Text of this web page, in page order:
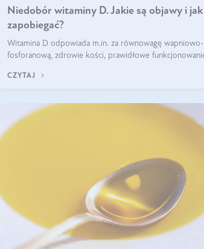
Niedobór witaminy D. Jakie są objawy i jak
zapobiegać?
Witamina D odpowiada m.in. za równowagę wapniowo-
fosforanową, zdrowie kości, prawidłowe
pod wpływem słońca, niedobór witaminy D pozostaje
CZYTAJ